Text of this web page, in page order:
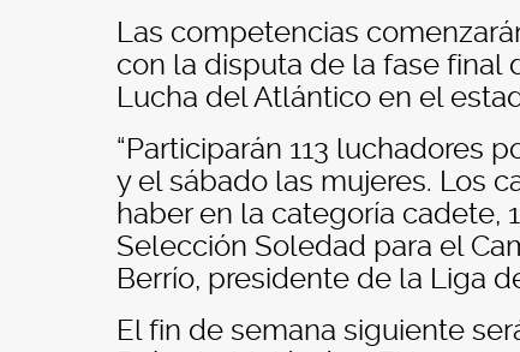
Las competencias
con la disputa de la fase final
Lucha del Atlántico en el
“Participarán 113 luchadores
y el sábado las mujeres. Los
haber en la categoría cadete,
Selección Soledad para el
Berrío, presidente de la Liga
El fin de semana siguiente